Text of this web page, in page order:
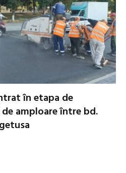
în etapa de
amploare între bd.